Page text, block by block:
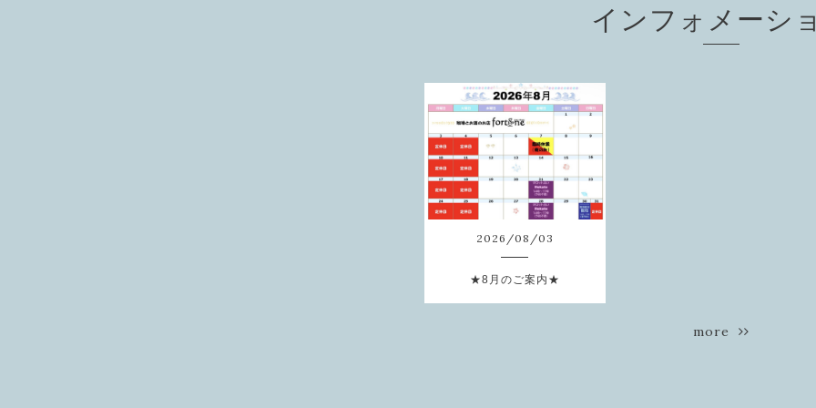
インフォメーシ
2026 /08 /03
★8月のご案内★
more